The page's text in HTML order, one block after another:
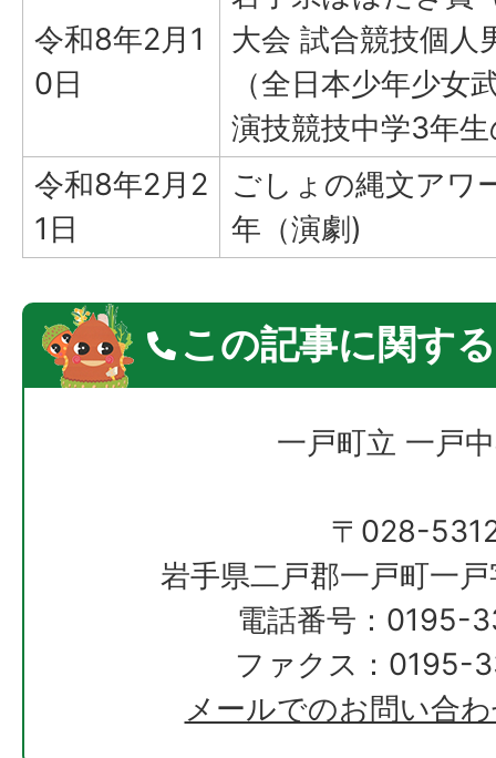
令和8年2月1
0日
大会 試合競技個人
（全日本少年少女
演技競技中学3年
令和8年2月2
1日
ごしょの縄文アワ
年（演劇)
この記事に関す
一戸町立 一戸
〒028-
岩手県二戸郡一戸町一
電話番号：0195-
ファクス：0195-
メールでのお問い合